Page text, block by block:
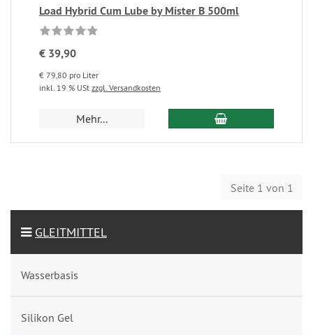
Load Hybrid Cum Lube by Mister B 500ml
€ 39,90
€ 79,80 pro Liter
inkl. 19 % USt zzgl. Versandkosten
Mehr...
Seite 1 von 1
GLEITMITTEL
Wasserbasis
Silikon Gel